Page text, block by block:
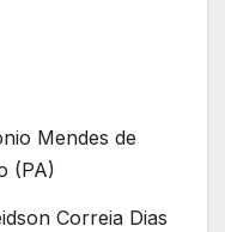
Mendes de
(PA)
Correia Dias